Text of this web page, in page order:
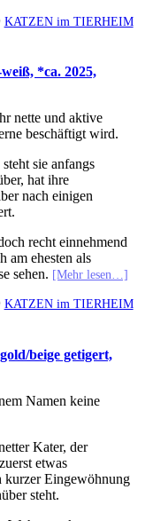
KATZEN im TIERHEIM
*ca. 2025,
nette und aktive
beschäftigt wird.
sie anfangs
hat ihre
nach einigen
recht einnehmend
am ehesten als
sehen. [Mehr lesen…]
KATZEN im TIERHEIM
beige getigert,
Namen keine
Kater, der
etwas
kurzer Eingewöhnung
steht.